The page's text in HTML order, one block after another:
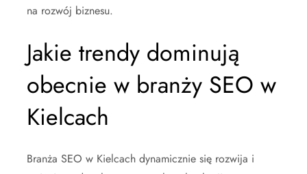
na rozwój biznesu.
Jakie trendy dominują
obecnie w branży SEO w
Kielcach
Branża SEO w Kielcach dynamicznie się rozwija i